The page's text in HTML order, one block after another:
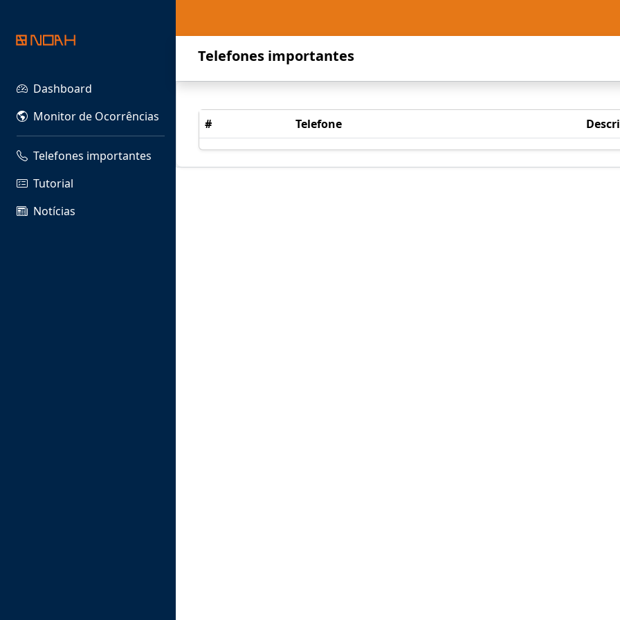
Dashboard
Monitor de Ocorrências
Telefones importantes
Tutorial
Notícias
Telefones importantes
# Telefone